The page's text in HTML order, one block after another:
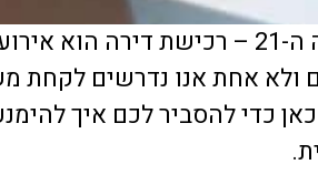
זה כבר לא סוד שבישראל של המאה
ולא אחת אנו נדרשים
כדי להסביר לכם איך